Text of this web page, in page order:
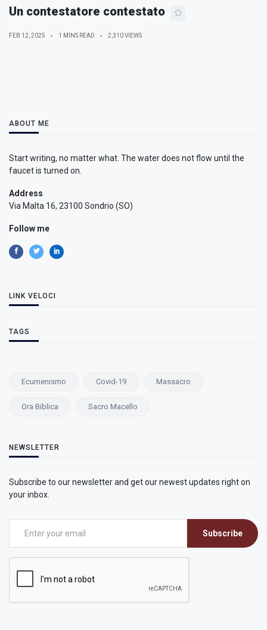
Un contestatore contestato
FEB 12, 2025 1 MINS READ 2,310 VIEWS
ABOUT ME
Start writing, no matter what. The water does not flow until the
faucet is turned on.
Address
Via Malta 16, 23100 Sondrio (SO)
Follow me
LINK VELOCI
TAGS
Ecumenismo Covid-19 Massacro
Ora Biblica Sacro Macello
NEWSLETTER
Subscribe to our newsletter and get our newest updates right on
your inbox.
Subscribe